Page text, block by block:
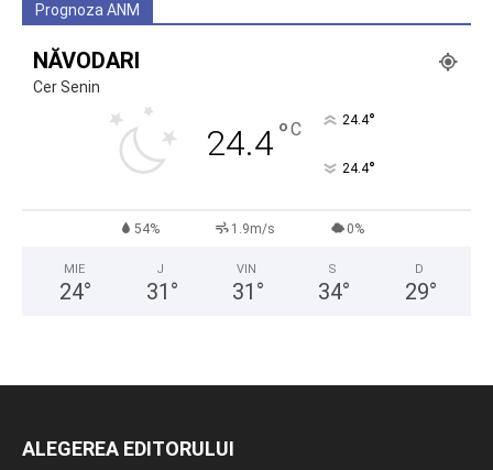
Prognoza ANM
NĂVODARI
Cer Senin
24.4°C 24.4°
24.4°
54% 1.9m/s 0%
MIE
24°
J
31 °
VIN
31 °
S
34°
D
29°
ALEGEREA EDITORULUI